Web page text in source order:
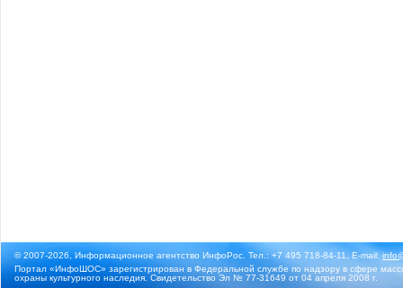
© 2007-2026, Информационное агентство ИнфоРос. Тел.: +7 495 718-84-11, E-mail:
Портал «ИнфоШОС» зарегистрирован в Федеральной службе по надзору в сфере
охраны культурного наследия. Свидетельство Эл № 77-31649 от 04 апреля 2008 г.